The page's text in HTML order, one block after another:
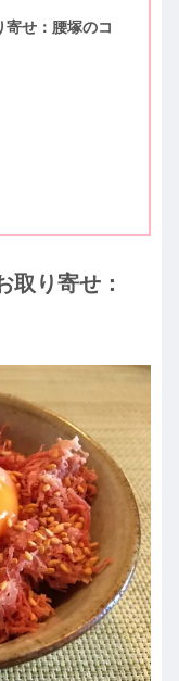
寄せ：腰塚のコ
取り寄せ：